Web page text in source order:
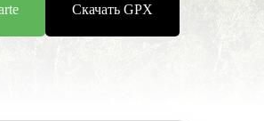
Скачать GPX